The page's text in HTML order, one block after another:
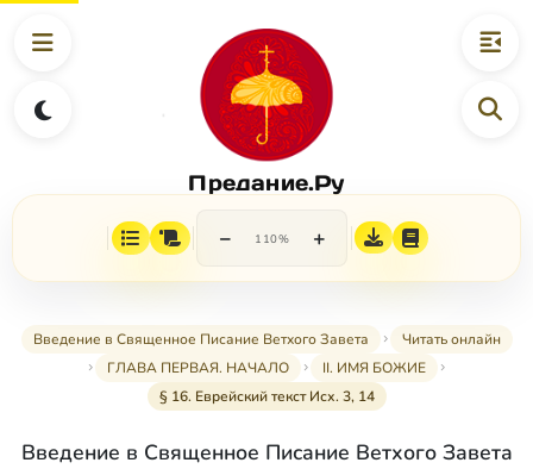
Предание.Ру
− 110% +
Введение в Священное Писание Ветхого Завета
Читать онлайн
ГЛАВА ПЕРВАЯ. НАЧАЛО
II. ИМЯ БОЖИЕ
§ 16. Еврейский текст Исх. 3, 14
Введение в Священное Писание Ветхого Завета